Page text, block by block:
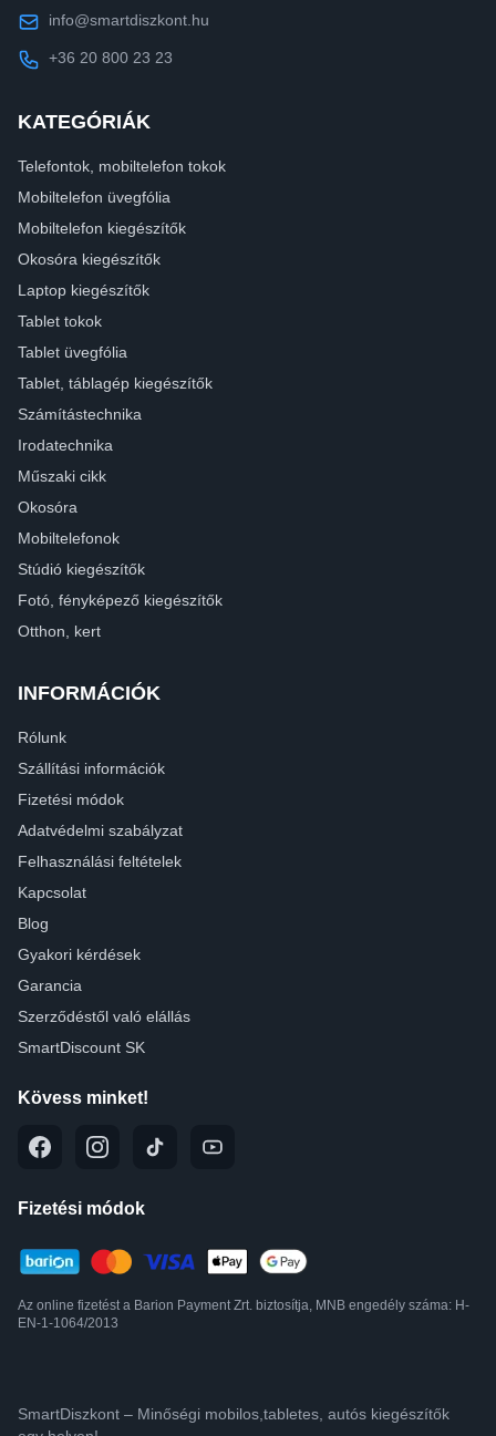
info@smartdiszkont.hu
+36 20 800 23 23
KATEGÓRIÁK
Telefontok, mobiltelefon tokok
Mobiltelefon üvegfólia
Mobiltelefon kiegészítők
Okosóra kiegészítők
Laptop kiegészítők
Tablet tokok
Tablet üvegfólia
Tablet, táblagép kiegészítők
Számítástechnika
Irodatechnika
Műszaki cikk
Okosóra
Mobiltelefonok
Stúdió kiegészítők
Fotó, fényképező kiegészítők
Otthon, kert
INFORMÁCIÓK
Rólunk
Szállítási információk
Fizetési módok
Adatvédelmi szabályzat
Felhasználási feltételek
Kapcsolat
Blog
Gyakori kérdések
Garancia
Szerződéstől való elállás
SmartDiscount SK
Kövess minket!
Fizetési módok
Az online fizetést a Barion Payment Zrt. biztosítja, MNB engedély száma: H-
EN-1-1064/2013
SmartDiszkont – Minőségi mobilos,tabletes, autós kiegészítők